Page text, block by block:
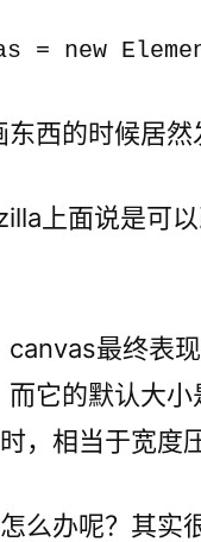
东西的时候居然
上面说是可
canvas最终表
它的默认大小
，相当于宽度
么办呢？其实